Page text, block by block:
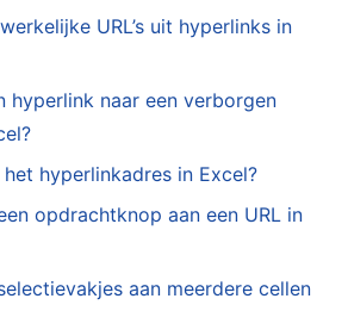
URL’s uit hyperlinks in
hyperlink naar een verborgen
hyperlinkadres in Excel?
opdrachtknop aan een URL in
aan meerdere cellen